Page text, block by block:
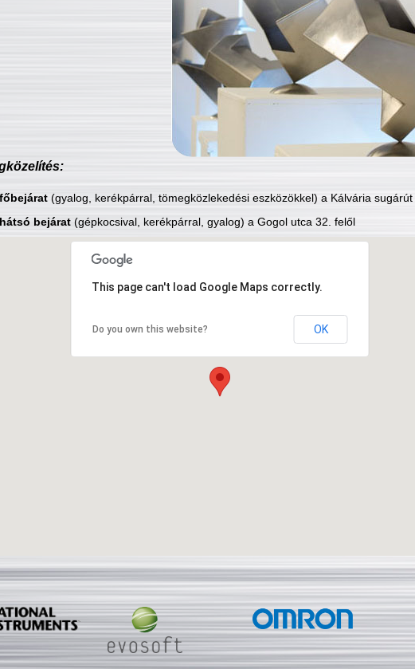
főbejárat(gyalog, kerékpárral, tömegközlekedési eszközökkel) a Kálvária sugárút
hátsó bejárat(gépkocsival, kerékpárral, gyalog) a Gogol utca 32. felől
This page can't load Google Maps correctly.
Do you own this website? OK